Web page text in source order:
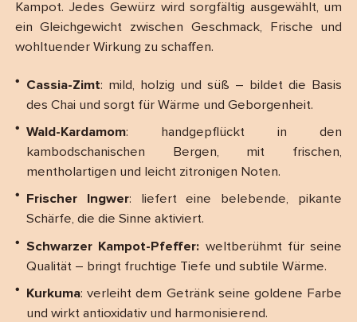
Kampot. Jedes Gewürz wird sorgfältig ausgewählt, um
ein Gleichgewicht zwischen Geschmack, Frische und
wohltuender Wirkung zu schaffen.
Cassia-Zimt: mild, holzig und süß – bildet die Basis
des Chai und sorgt für Wärme und Geborgenheit.
Wald-Kardamom: handgepflückt in den
kambodschanischen Bergen, mit frischen,
mentholartigen und leicht zitronigen Noten.
Frischer Ingwer: liefert eine belebende, pikante
Schärfe, die die Sinne aktiviert.
Schwarzer Kampot-Pfeffer: weltberühmt für seine
Qualität – bringt fruchtige Tiefe und subtile Wärme.
Kurkuma: verleiht dem Getränk seine goldene Farbe
und wirkt antioxidativ und harmonisierend.